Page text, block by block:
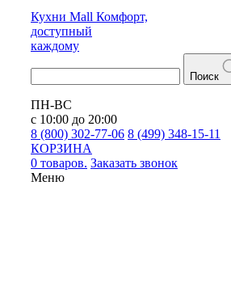
Кухни Mall Комфорт,
доступный
каждому
Поиск
ПН-ВС
с 10:00 до 20:00
8 (800) 302-77-06 8 (499) 348-15-11
КОРЗИНА
0 товаров. Заказать звонок
Меню